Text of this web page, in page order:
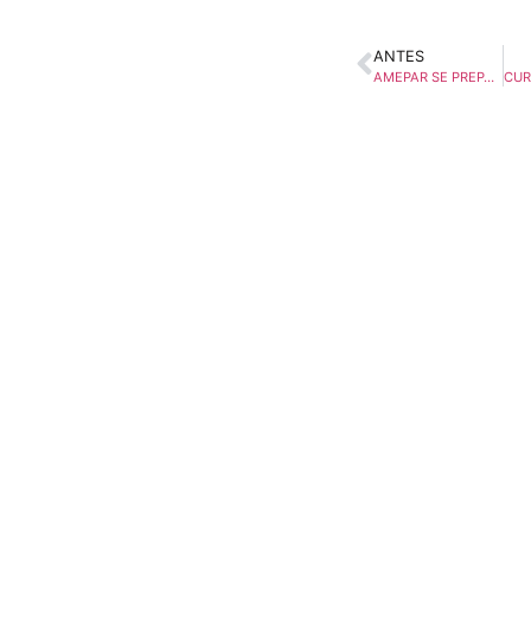
ANTES
AMEPAR SE PREPARA EM QUALIFICAÇÃO JUNTO AOS SEUS MUNICÍPIOS COM VARIOS CURSOS